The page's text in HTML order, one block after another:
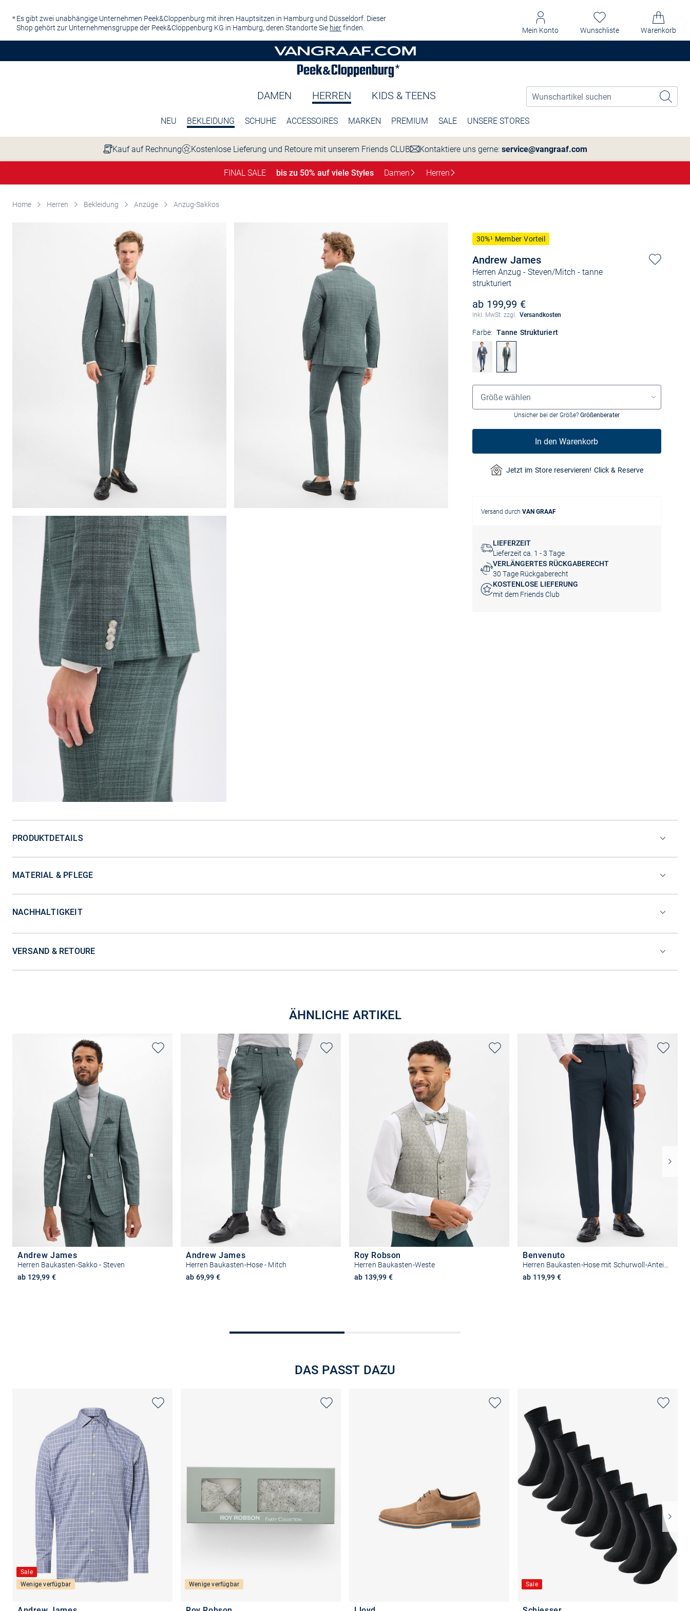
Es gibt zwei unabhängige Unternehmen Peek&Cloppenburg mit ihren Hauptsitzen in Hamburg und Düsseldorf. Dieser
Shop gehört zur Unternehmensgruppe der Peek&Cloppenburg KG in Hamburg, deren Standorte Sie hierfinden. Mein Konto Wunschliste Warenkorb
DAMEN HERREN KIDS & TEENS
NEU BEKLEIDUNG SCHUHE ACCESSOIRES MARKEN PREMIUM SALE UNSERE STORES
Kauf auf Rechnung Kostenlose Lieferung und Retoure mit unserem Friends CLUB Kontaktiere uns gerne: service@vangraaf.com
FINAL SALE bis zu 50% auf viele Styles Damen Herren
Home Herren Bekleidung Anzüge Anzug-Sakkos
Andrew James
Herren Anzug - Steven/Mitch - tanne
strukturiert
30%¹ Member Vorteil
ab 199,99 €
Inkl. MwSt. zzgl. Versandkosten
Farbe: Tanne Strukturiert
Größenauswahl
Größe wählen
Unsicher bei der Größe? Größenberater
In den Warenkorb
Jetzt im Store reservieren! Click & Reserve
Versand durch VAN GRAAF
LIEFERZEIT
Lieferzeit ca. 1 - 3 Tage
VERLÄNGERTES RÜCKGABERECHT
30 Tage Rückgaberecht
KOSTENLOSE LIEFERUNG
mit dem Friends Club
PRODUKTDETAILS
MATERIAL & PFLEGE
NACHHALTIGKEIT
VERSAND & RETOURE
ÄHNLICHE ARTIKEL
Andrew James
Herren Baukasten-Sakko - Steven
ab 129,99 €
Andrew James
Herren Baukasten-Hose - Mitch
ab 69,99 €
Größe auswählen
Roy Robson
Herren Baukasten-Weste
ab 139,99 €
Benvenuto
ab 119,99 €
DAS PASST DAZU
Sale
Wenige verfügbar
Wenige verfügbar Sale